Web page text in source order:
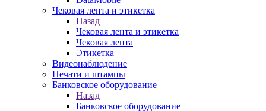
Чековая лента и этикетка
Назад
Чековая лента и этикетка
Чековая лента
Этикетка
Видеонаблюдение
Печати и штампы
Банковское оборудование
Назад
Банковское оборудование